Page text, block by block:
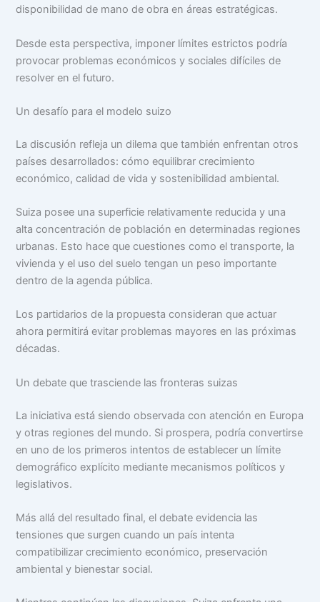
disponibilidad de mano de obra en áreas estratégicas.
Desde esta perspectiva, imponer límites estrictos podría
provocar problemas económicos y sociales difíciles de
resolver en el futuro.
Un desafío para el modelo suizo
La discusión refleja un dilema que también enfrentan otros
países desarrollados: cómo equilibrar crecimiento
económico, calidad de vida y sostenibilidad ambiental.
Suiza posee una superficie relativamente reducida y una
alta concentración de población en determinadas regiones
urbanas. Esto hace que cuestiones como el transporte, la
vivienda y el uso del suelo tengan un peso importante
dentro de la agenda pública.
Los partidarios de la propuesta consideran que actuar
ahora permitirá evitar problemas mayores en las próximas
décadas.
Un debate que trasciende las fronteras suizas
La iniciativa está siendo observada con atención en Europa
y otras regiones del mundo. Si prospera, podría convertirse
en uno de los primeros intentos de establecer un límite
demográfico explícito mediante mecanismos políticos y
legislativos.
Más allá del resultado final, el debate evidencia las
tensiones que surgen cuando un país intenta
compatibilizar crecimiento económico, preservación
ambiental y bienestar social.